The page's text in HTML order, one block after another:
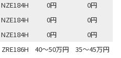
NZE184H 0円
0円
NZE184H 0円
0円
NZE184H 0円
0円
ZRE186H 40～50万円
35～45万円